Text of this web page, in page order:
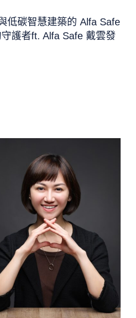
低碳智慧建築的 Alfa Safe
護者ft. Alfa Safe 戴雲發